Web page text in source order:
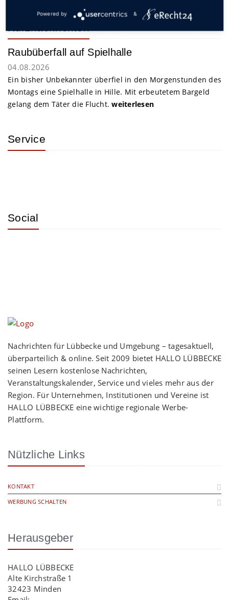
Raubüberfall auf Spielhalle
04.08.2026
Ein bisher Unbekannter überfiel in den Morgenstunden des
Montags eine Spielhalle in Hille. Mit erbeutetem Bargeld
gelang dem Täter die Flucht.weiterlesen
Service
Social
Nachrichten für Lübbecke und Umgebung – tagesaktuell,
überparteilich & online. Seit 2009 bietet HALLO LÜBBECKE
seinen Lesern kostenlose Nachrichten,
Veranstaltungskalender, Service und vieles mehr aus der
Region. Für Unternehmen, Institutionen und Vereine ist
HALLO LÜBBECKE eine wichtige regionale Werbe-
Plattform.
Nützliche Links
KONTAKT
WERBUNG SCHALTEN
Herausgeber
HALLO LÜBBECKE
Alte Kirchstraße 1
32423 Minden
Powered by &